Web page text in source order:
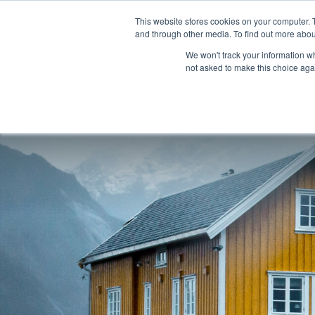
This website stores cookies on your
and through other media. To find out more
We won't track your information
not asked to make this choice